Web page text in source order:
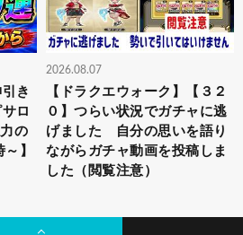
き
ロ
の
】
2026.08.07
【ドラクエウォーク】【３２
０】つらい状況でガチャに逃
げました 自分の思いを語り
ながらガチャ動画を投稿しま
した（閲覧注意）